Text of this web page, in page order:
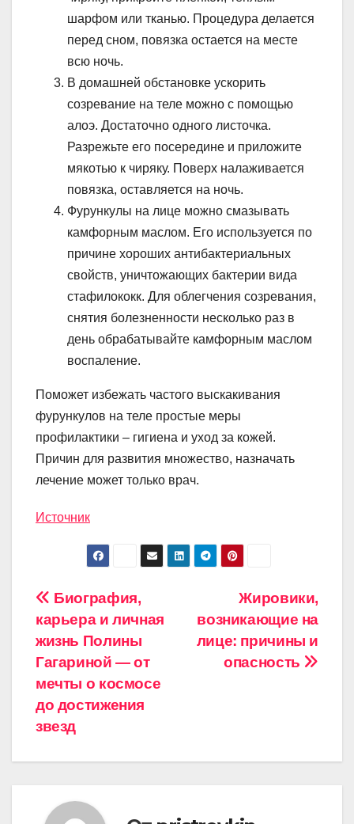
шарфом или тканью. Процедура делается
перед сном, повязка остается на месте
всю ночь.
В домашней обстановке ускорить
созревание на теле можно с помощью
алоэ. Достаточно одного листочка.
Разрежьте его посередине и приложите
мякотью к чиряку. Поверх налаживается
повязка, оставляется на ночь.
Фурункулы на лице можно смазывать
камфорным маслом. Его используется по
причине хороших антибактериальных
свойств, уничтожающих бактерии вида
стафилококк. Для облегчения созревания,
снятия болезненности несколько раз в
день обрабатывайте камфорным маслом
воспаление.
Поможет избежать частого выскакивания
фурункулов на теле простые меры
профилактики – гигиена и уход за кожей.
Причин для развития множество, назначать
лечение может только врач.
Источник
Навигация
по
записям
Жировики,
возникающие на
лице: причины и
опасность
Биография,
карьера и личная
жизнь Полины
Гагариной — от
мечты о космосе
до достижения
звезд